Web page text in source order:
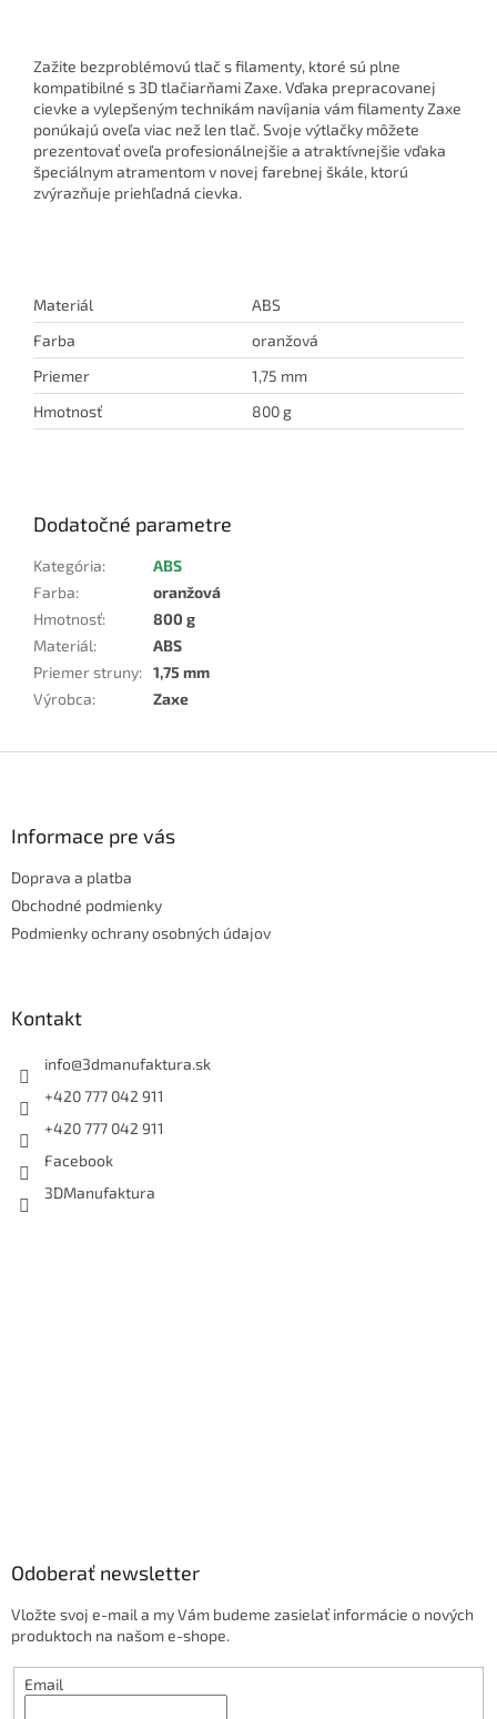
Zažite bezproblémovú tlač s filamenty, ktoré sú plne
kompatibilné s 3D tlačiarňami Zaxe. Vďaka prepracovanej
cievke a vylepšeným technikám navíjania vám filamenty Zaxe
ponúkajú oveľa viac než len tlač. Svoje výtlačky môžete
prezentovať oveľa profesionálnejšie a atraktívnejšie vďaka
špeciálnym atramentom v novej farebnej škále, ktorú
zvýrazňuje priehľadná cievka.
Materiál
ABS
Farba
oranžová
Priemer
1,75 mm
Hmotnosť
800 g
Dodatočné parametre
Kategória:
ABS
Farba:
oranžová
Hmotnosť:
800 g
Materiál:
ABS
Priemer struny: 1,75 mm
Výrobca: Zaxe
Informace pre vás
Doprava a platba
Obchodné podmienky
Podmienky ochrany osobných údajov
Kontakt
info@3dmanufaktura.sk
+420 777 042 911
+420 777 042 911
Facebook
3DManufaktura
Odoberať newsletter
Vložte svoj e-mail a my Vám budeme zasielať informácie o nových
produktoch na našom e-shope.
Email